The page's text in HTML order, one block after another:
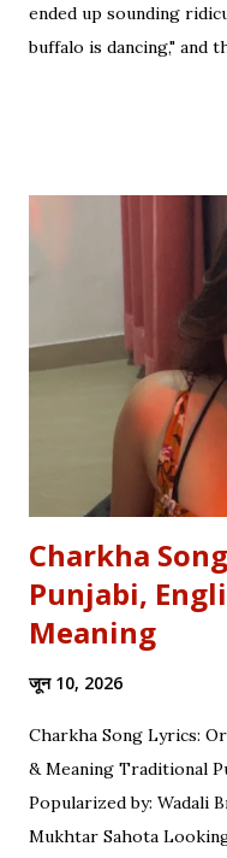
ended up sounding
buffalo is dancing," and
Stop Saying "My
English equivalents for
next exam. In 2010,
meaning of "Sau
settle that debate once
student eyeing the
& Job Profile , a
Charkha
Punjabi,
Meaning
जून 10, 2026
Charkha Song Lyrics:
& Meaning Traditional
Popularized by: Wadali
Mukhtar Sahota